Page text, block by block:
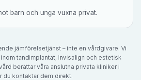
barn och unga vuxna privat.
jämförelsetjänst – inte en vårdgivare. Vi
tandimplantat, Invisalign och estetisk
berättar våra anslutna privata kliniker i
du kontaktar dem direkt.